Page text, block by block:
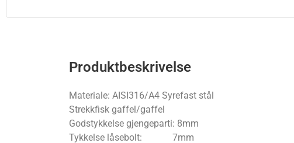
Produktbeskrivelse
Materiale: AISI316/A4 Syrefast stål
Strekkfisk gaffel/gaffel
Godstykkelse gjengeparti: 8mm
Tykkelse låsebolt: 7mm